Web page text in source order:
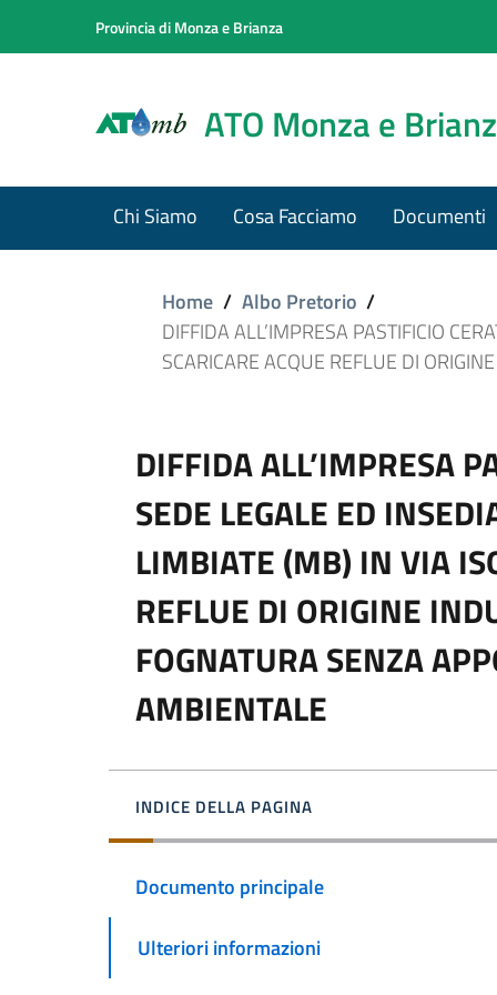
Provincia di Monza e Brianza
ATO Monza e
Chi Siamo Cosa Facciamo Documenti
Home / Albo Pretorio /
DIFFIDA ALL’IMPRESA PASTIFICIO
SCARICARE ACQUE REFLUE DI
DIFFIDA ALL’IMPRESA
SEDE LEGALE ED
LIMBIATE (MB) IN VIA
REFLUE DI ORIGINE
FOGNATURA SENZA
AMBIENTALE
INDICE DELLA PAGINA
Documento principale
Ulteriori informazioni